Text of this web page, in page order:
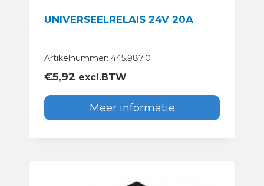
UNIVERSEELRELAIS 24V 20A
Artikelnummer: 445.987.0
€5,92 excl.BTW
Meer informatie